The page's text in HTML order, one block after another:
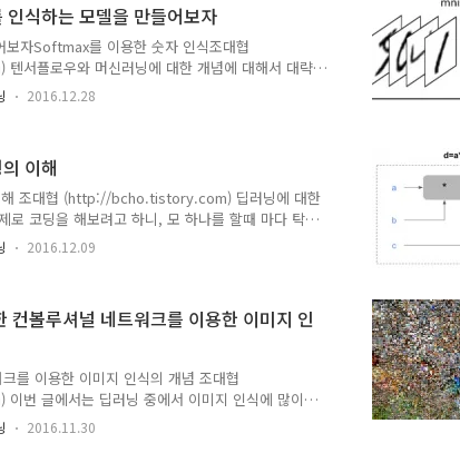
적을 둔다. CNN을 이해하기 위해서는 Softmax 등
때문에 가급적이면 http://bcho.tistory.com/1154
식하는 모델을 만들어보자
보자Softmax를 이용한 숫자 인식조대협
플로우와 머신러닝에 대한 개념에 대해서 대략
드를 한번 짜보자. MNIST그러면 이제 실제로 텐서
습을 시켜보자. 예제에 사용할 시나리오는 MNIST
텐서플로우 MNIST 튜토리얼
tutorials/mnist/beginners/) 을 기반으로 작
2016.12.28
이해
해 조대협 (http://bcho.tistory.com) 딥러닝에 대한
로 코딩을 해보려고 하니, 모 하나를 할때 마다 탁
지 했는데, (사실 파이썬도 다 까먹어서 헷갈린다.)
어 있다.당연히 텐서플로우 프레임웍은 이해를 해
야 어느정도 이해하게 되었는데, 역시나 차근차근
싶다. 텐서 플로우에 대해 공부한 내용들을 하나
들은 유투브의 이찬우님의 강의를 기..
2016.12.09
컨볼루셔널 네트워크를 이용한 이미지 인
를 이용한 이미지 인식의 개념 조대협
글에서는 딥러닝 중에서 이미지 인식에 많이
트워크 (Convolutional neural network) 이하
자. 이 글을 읽기에 앞서서 머신러닝에 대한 기본
2016.11.30